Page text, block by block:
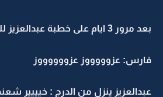
بعد مرور 3 ايام على خطبة عبدالعزيز للهنوف
فارس: عزوووووز عزووووووز
عبدالعزيز ينزل من الدرج : خيييير